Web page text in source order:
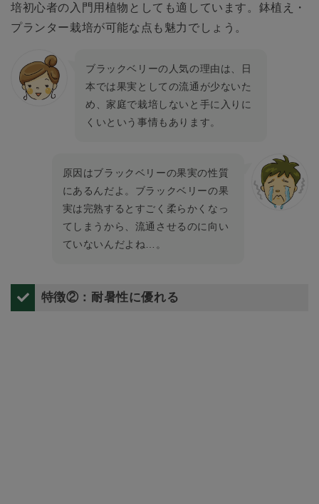
培初心者の入門用植物としても適しています。鉢植え・
プランター栽培が可能な点も魅力でしょう。
ブラックベリーの人気の理由は、日
本では果実としての流通が少ないた
め、家庭で栽培しないと手に入りに
くいという事情もあります。
原因はブラックベリーの果実の性質
にあるんだよ。ブラックベリーの果
実は完熟するとすごく柔らかくなっ
てしまうから、流通させるのに向い
ていないんだよね…。
特徴②：耐暑性に優れる